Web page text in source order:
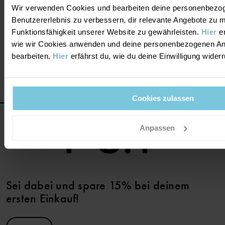
Wir verwenden Cookies und bearbeiten deine
Benutzererlebnis zu verbessern, dir relevante Angebote zu
Funktionsfähigkeit unserer Website zu gewährleisten. Hier
wie wir Cookies anwenden und deine personenbezogenen
bearbeiten. Hier erfährst du, wie du deine Einwilligung
Cookies zulassen
Anpassen
Kleidungsstück.
Wir bieten auch passendeUnterteilean, von gemütlichen Bio-
Baumwoll-Leggingsbis hin zu bequemen und strapazierfähigen
Jeans .
Sei dabei und spare 15% bei deinem
ersten Einkauf!